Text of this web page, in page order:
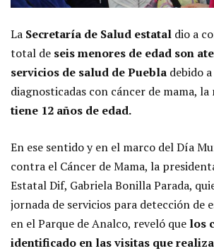
La Secretaría de Salud estatal dio a
total de seis menores de edad son
servicios de salud de Puebla debido
diagnosticadas con cáncer de mama, la
tiene 12 años de edad.
En ese sentido y en el marco del Día
contra el Cáncer de Mama, la
Estatal Dif, Gabriela Bonilla Parada,
jornada de servicios para detección de
en el Parque de Analco, reveló que los
identificado en las visitas que